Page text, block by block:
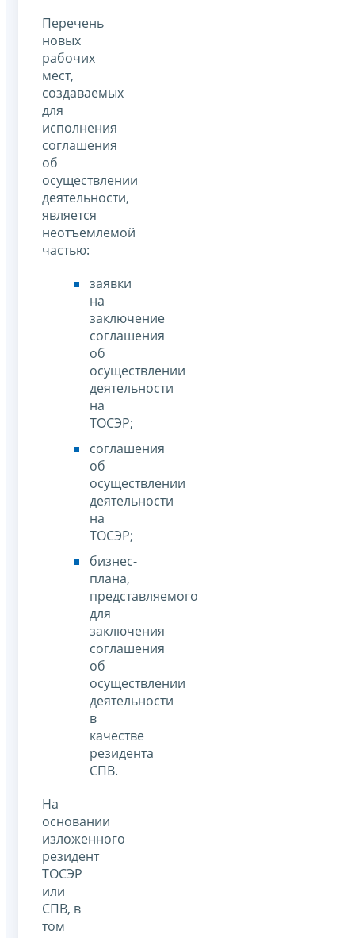
Перечень
новых
рабочих
мест,
создаваемых
для
исполнения
соглашения
об
осуществлении
деятельности,
является
неотъемлемой
частью:
заявки
на
заключение
соглашения
об
осуществлении
деятельности
на
ТОСЭР;
соглашения
об
осуществлении
деятельности
на
ТОСЭР;
бизнес-
плана,
представляемого
для
заключения
соглашения
об
осуществлении
деятельности
в
качестве
резидента
СПВ.
На
основании
изложенного
резидент
ТОСЭР
или
СПВ, в
том